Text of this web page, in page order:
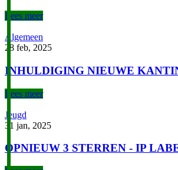
Lees meer
Algemeen
28 feb, 2025
INHULDIGING NIEUWE
Lees meer
Jeugd
31 jan, 2025
OPNIEUW 3 STERREN - IP